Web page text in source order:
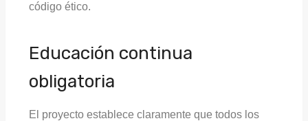
código ético.
Educación continua
obligatoria
El proyecto establece claramente que todos los